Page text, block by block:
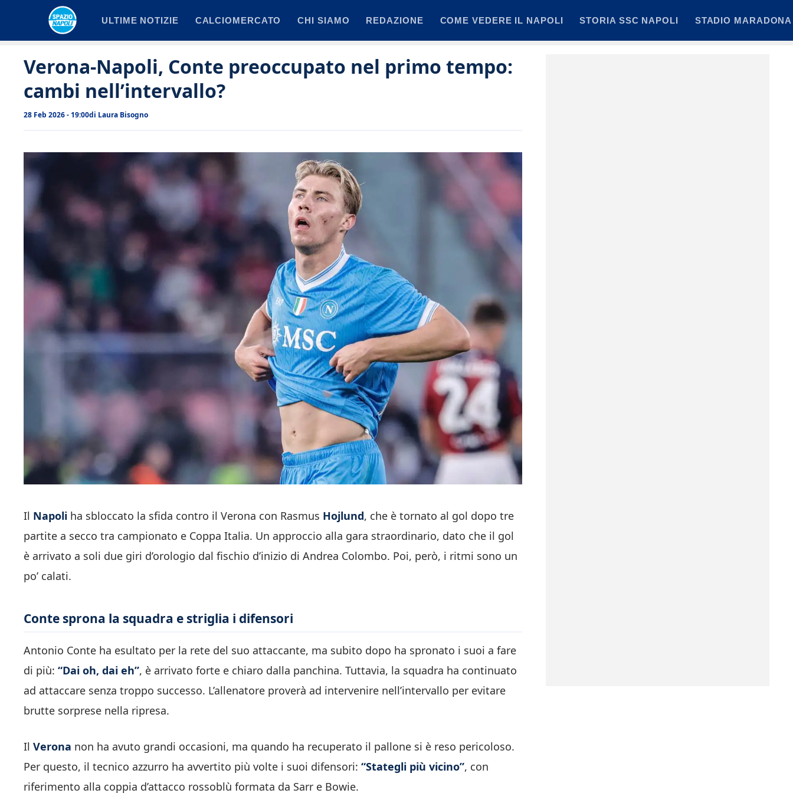
ULTIME NOTIZIE CALCIOMERCATO CHI SIAMO REDAZIONE COME VEDERE IL NAPOLI STORIA SSC NAPOLI STADIO MARADONA
Verona-Napoli, Conte preoccupato nel primo tempo:
cambi nell’intervallo?
28 Feb 2026 - 19:00di Laura Bisogno
Il Napoli ha sbloccato la sfida contro il Verona con Rasmus Hojlund, che è tornato al gol dopo tre
partite a secco tra campionato e Coppa Italia. Un approccio alla gara straordinario, dato che il gol
è arrivato a soli due giri d’orologio dal fischio d’inizio di Andrea Colombo. Poi, però, i ritmi sono un
po’ calati.
Conte sprona la squadra e striglia i difensori
Antonio Conte ha esultato per la rete del suo attaccante, ma subito dopo ha spronato i suoi a fare
di più: “Dai oh, dai eh”, è arrivato forte e chiaro dalla panchina. Tuttavia, la squadra ha continuato
ad attaccare senza troppo successo. L’allenatore proverà ad intervenire nell’intervallo per evitare
brutte sorprese nella ripresa.
Il Verona non ha avuto grandi occasioni, ma quando ha recuperato il pallone si è reso pericoloso.
Per questo, il tecnico azzurro ha avvertito più volte i suoi difensori: “Stategli più vicino”, con
riferimento alla coppia d’attacco rossoblù formata da Sarr e Bowie.